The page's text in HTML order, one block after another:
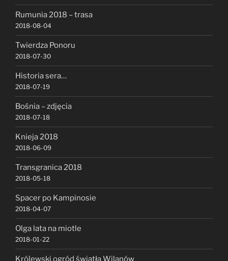
Rumunia 2018 – trasa
2018-08-04
Twierdza Ponoru
2018-07-30
Historia sera…
2018-07-19
Bośnia – zdjęcia
2018-07-18
Knieja 2018
2018-06-09
Transgranica 2018
2018-05-18
Spacer po Kampinosie
2018-04-07
Olga lata na miotle
2018-01-22
Królewski ogród światła Wilanów